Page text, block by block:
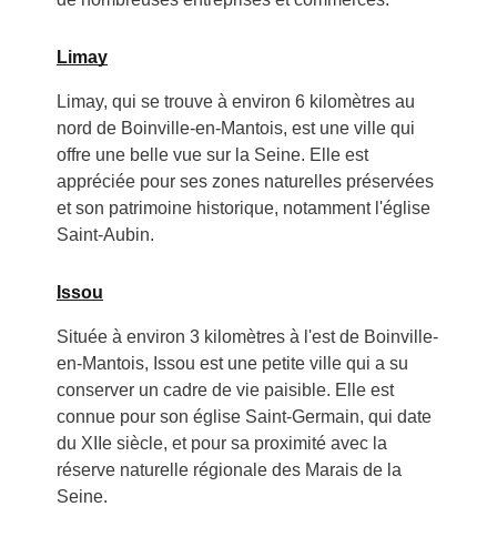
Limay
Limay, qui se trouve à environ 6 kilomètres au
nord de Boinville-en-Mantois, est une ville qui
offre une belle vue sur la Seine. Elle est
appréciée pour ses zones naturelles préservées
et son patrimoine historique, notamment l'église
Saint-Aubin.
Issou
Située à environ 3 kilomètres à l'est de Boinville-
en-Mantois, Issou est une petite ville qui a su
conserver un cadre de vie paisible. Elle est
connue pour son église Saint-Germain, qui date
du XIIe siècle, et pour sa proximité avec la
réserve naturelle régionale des Marais de la
Seine.